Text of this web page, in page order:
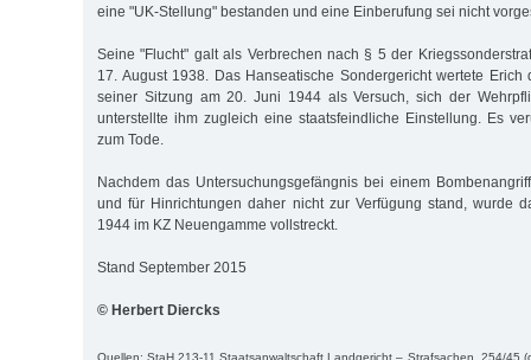
eine "UK-Stellung" bestanden und eine Einberufung sei nicht
Seine "Flucht" galt als Verbrechen nach § 5 der
17. August 1938. Das Hanseatische Sondergericht wertete Erich
seiner Sitzung am 20. Juni 1944 als Versuch, sich der
unterstellte ihm zugleich eine staatsfeindliche Einstellung. Es
zum Tode.
Nachdem das Untersuchungsgefängnis bei einem
und für Hinrichtungen daher nicht zur Verfügung stand, wurde
1944 im KZ Neuengamme vollstreckt.
Stand September 2015
© Herbert Diercks
Quellen: StaH 213-11 Staatsanwaltschaft Landgericht – Strafsachen, 254/45